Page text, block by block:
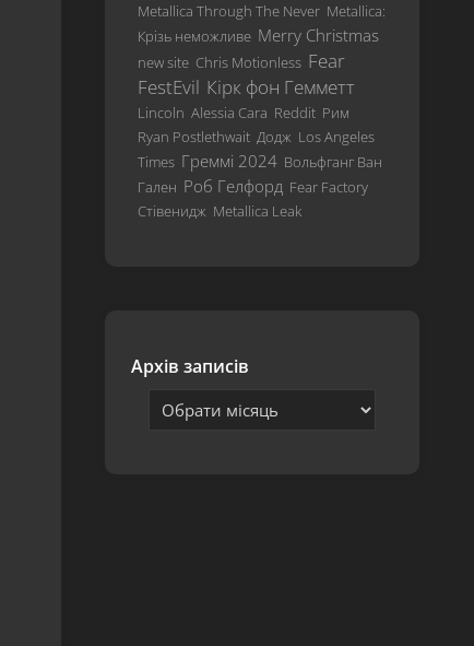
S&M
St.
Anger
Death
Magnetic
Hardwired…
To
Self-
Metallica Through The Never Metallica:
Крізь неможливе Merry Christmas
new site Chris Motionless Fear
FestEvil Кірк фон Гемметт
Lincoln Alessia Cara Reddit Рим
Ryan Postlethwait Додж Los Angeles
Times Греммі 2024 Вольфганг Ван
Гален Роб Гелфорд Fear Factory
Стівенидж Metallica Leak
Архів записів